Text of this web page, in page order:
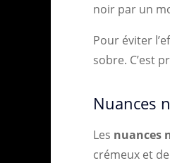
noir par un
Pour éviter
sobre. C’est
Nuances
Les nuances
crémeux et